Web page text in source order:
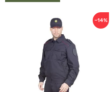
−14%